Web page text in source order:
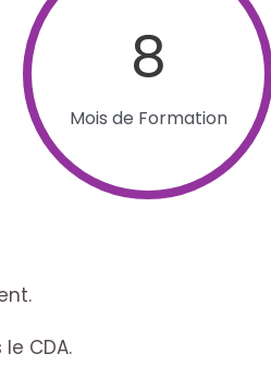
8
Mois de Formation
CDA.